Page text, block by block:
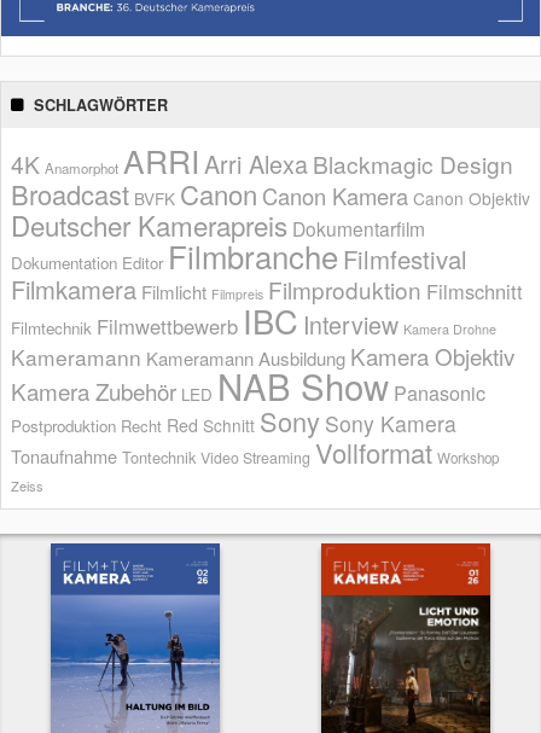
SCHLAGWÖRTER
4K Anamorphot ARRI Arri AlexaBlackmagic Design
Broadcast BVFK Canon Canon Kamera Canon Objektiv
Deutscher Kamerapreis Dokumentarfilm
Dokumentation Editor Filmbranche Filmfestival
Filmkamera Filmlicht Filmpreis Filmproduktion Filmschnitt
Filmtechnik Filmwettbewerb IBC Interview Kamera Drohne
Kameramann Kameramann Ausbildung Kamera Objektiv
Kamera Zubehör LED NAB Show Panasonic
Postproduktion Recht Red Schnitt Sony Sony Kamera
Tonaufnahme Tontechnik Video Streaming Vollformat Workshop
Zeiss